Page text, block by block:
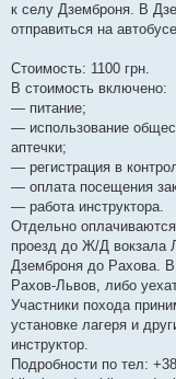
к селу Дземброня. В
отправиться на
Стоимость: 1100 грн.
В стоимость включено:
— питание;
— использование
аптечки;
— регистрация в
— оплата посещения
— работа инструктора.
Отдельно
проезд до Ж/Д вокзала
Дземброня до Рахова.
Рахов-Львов, либо
Участники похода
установке лагеря и
инструктор.
Подробности по тел: